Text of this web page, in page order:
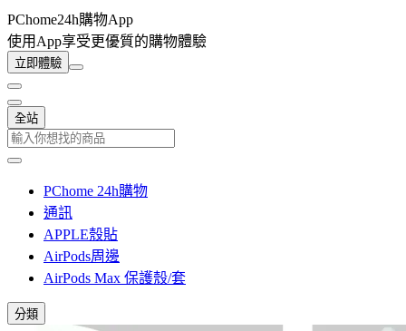
PChome24h購物App
使用App享受更優質的購物體驗
立即體驗
全站
PChome 24h購物
通訊
APPLE殼貼
AirPods周邊
AirPods Max 保護殼/套
分類